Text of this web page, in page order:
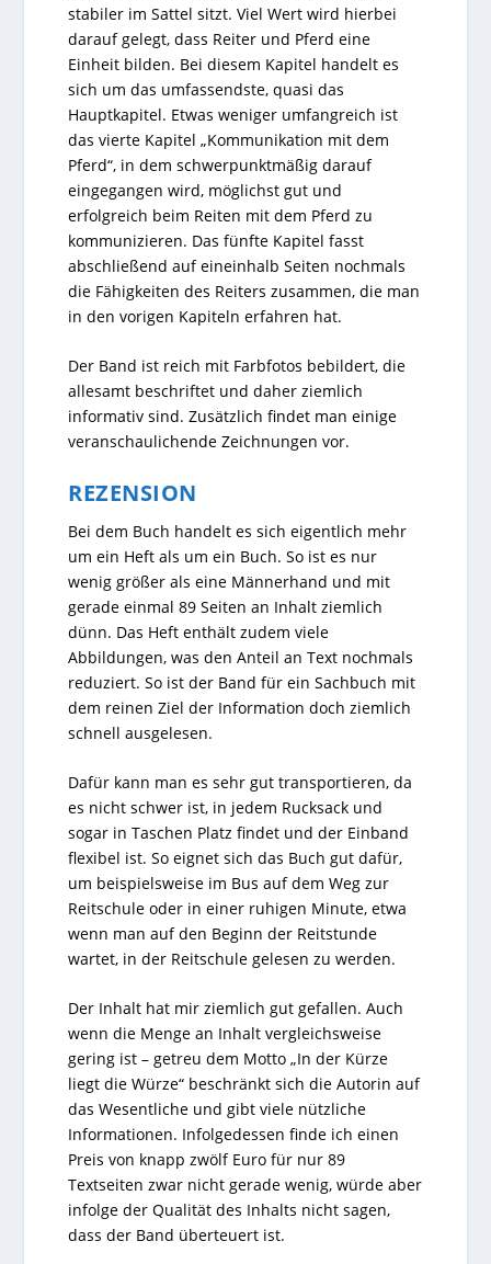
stabiler im Sattel sitzt. Viel Wert wird hierbei
darauf gelegt, dass Reiter und Pferd eine
Einheit bilden. Bei diesem Kapitel handelt es
sich um das umfassendste, quasi das
Hauptkapitel. Etwas weniger umfangreich ist
das vierte Kapitel „Kommunikation mit dem
Pferd“, in dem schwerpunktmäßig darauf
eingegangen wird, möglichst gut und
erfolgreich beim Reiten mit dem Pferd zu
kommunizieren. Das fünfte Kapitel fasst
abschließend auf eineinhalb Seiten nochmals
die Fähigkeiten des Reiters zusammen, die man
in den vorigen Kapiteln erfahren hat.
Der Band ist reich mit Farbfotos bebildert, die
allesamt beschriftet und daher ziemlich
informativ sind. Zusätzlich findet man einige
veranschaulichende Zeichnungen vor.
REZENSION
Bei dem Buch handelt es sich eigentlich mehr
um ein Heft als um ein Buch. So ist es nur
wenig größer als eine Männerhand und mit
gerade einmal 89 Seiten an Inhalt ziemlich
dünn. Das Heft enthält zudem viele
Abbildungen, was den Anteil an Text nochmals
reduziert. So ist der Band für ein Sachbuch mit
dem reinen Ziel der Information doch ziemlich
schnell ausgelesen.
Dafür kann man es sehr gut transportieren, da
es nicht schwer ist, in jedem Rucksack und
sogar in Taschen Platz findet und der Einband
flexibel ist. So eignet sich das Buch gut dafür,
um beispielsweise im Bus auf dem Weg zur
Reitschule oder in einer ruhigen Minute, etwa
wenn man auf den Beginn der Reitstunde
wartet, in der Reitschule gelesen zu werden.
Der Inhalt hat mir ziemlich gut gefallen. Auch
wenn die Menge an Inhalt vergleichsweise
gering ist – getreu dem Motto „In der Kürze
liegt die Würze“ beschränkt sich die Autorin auf
das Wesentliche und gibt viele nützliche
Informationen. Infolgedessen finde ich einen
Preis von knapp zwölf Euro für nur 89
Textseiten zwar nicht gerade wenig, würde aber
infolge der Qualität des Inhalts nicht sagen,
dass der Band überteuert ist.